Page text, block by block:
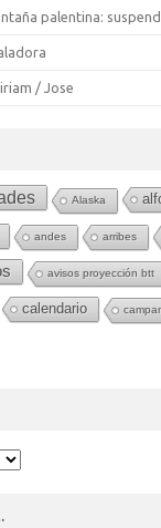
palentina:
/ Jose
Alaska
andes arribes
avisos proyección btt
calendario